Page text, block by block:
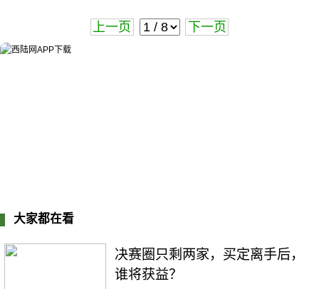
上一页 下一页
大家都在看
决赛圈只剩两家，买定离手后，
谁将获益？